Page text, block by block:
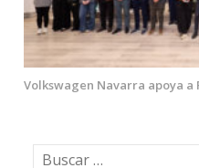
Volkswagen Navarra apoya a